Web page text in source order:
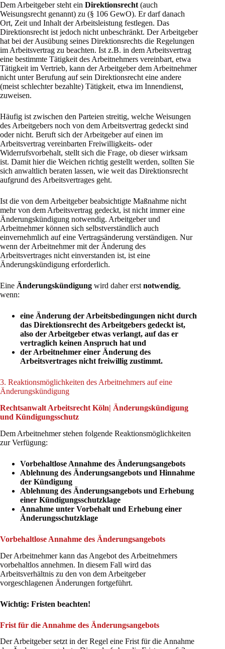
Dem Arbeitgeber steht ein Direktionsrecht (auch
Weisungsrecht genannt) zu (§ 106 GewO). Er darf danach
Ort, Zeit und Inhalt der Arbeitsleistung festlegen. Das
Direktionsrecht ist jedoch nicht unbeschränkt. Der Arbeitgeber
hat bei der Ausübung seines Direktionsrechts die Regelungen
im Arbeitsvertrag zu beachten. Ist z.B. in dem Arbeitsvertrag
eine bestimmte Tätigkeit des Arbeitnehmers vereinbart, etwa
Tätigkeit im Vertrieb, kann der Arbeitgeber dem Arbeitnehmer
nicht unter Berufung auf sein Direktionsrecht eine andere
(meist schlechter bezahlte) Tätigkeit, etwa im Innendienst,
zuweisen.
Häufig ist zwischen den Parteien streitig, welche Weisungen
des Arbeitgebers noch von dem Arbeitsvertrag gedeckt sind
oder nicht. Beruft sich der Arbeitgeber auf einen im
Arbeitsvertrag vereinbarten Freiwilligkeits- oder
Widerrufsvorbehalt, stellt sich die Frage, ob dieser wirksam
ist. Damit hier die Weichen richtig gestellt werden, sollten Sie
sich anwaltlich beraten lassen, wie weit das Direktionsrecht
aufgrund des Arbeitsvertrages geht.
Ist die von dem Arbeitgeber beabsichtigte Maßnahme nicht
mehr von dem Arbeitsvertrag gedeckt, ist nicht immer eine
Änderungskündigung notwendig. Arbeitgeber und
Arbeitnehmer können sich selbstverständlich auch
einvernehmlich auf eine Vertragsänderung verständigen. Nur
wenn der Arbeitnehmer mit der Änderung des
Arbeitsvertrages nicht einverstanden ist, ist eine
Änderungskündigung erforderlich.
Eine Änderungskündigung wird daher erst notwendig,
wenn:
eine Änderung der Arbeitsbedingungen nicht durch
das Direktionsrecht des Arbeitgebers gedeckt ist,
also der Arbeitgeber etwas verlangt, auf das er
vertraglich keinen Anspruch hat und
der Arbeitnehmer einer Änderung des
Arbeitsvertrages nicht freiwillig zustimmt.
3. Reaktionsmöglichkeiten des Arbeitnehmers auf eine
Änderungskündigung
Rechtsanwalt Arbeitsrecht Köln| Änderungskündigung
und Kündigungsschutz
Dem Arbeitnehmer stehen folgende Reaktionsmöglichkeiten
zur Verfügung:
Vorbehaltlose Annahme des Änderungsangebots
Ablehnung des Änderungsangebots und Hinnahme
der Kündigung
Ablehnung des Änderungsangebots und Erhebung
einer Kündigungsschutzklage
Annahme unter Vorbehalt und Erhebung einer
Änderungsschutzklage
Vorbehaltlose Annahme des Änderungsangebots
Der Arbeitnehmer kann das Angebot des Arbeitnehmers
vorbehaltlos annehmen. In diesem Fall wird das
Arbeitsverhältnis zu den von dem Arbeitgeber
vorgeschlagenen Änderungen fortgeführt.
Wichtig: Fristen beachten!
Frist für die Annahme des Änderungsangebots
Der Arbeitgeber setzt in der Regel eine Frist für die Annahme